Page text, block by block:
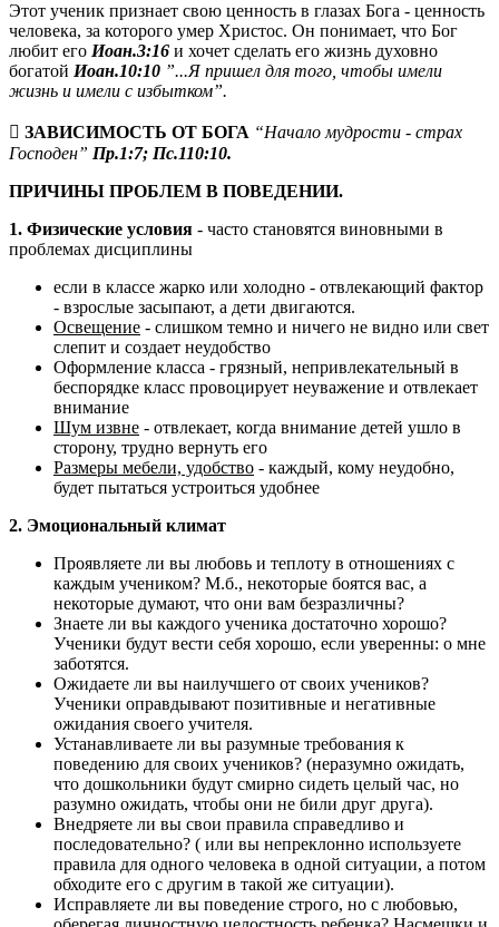
Этот ученик признает свою ценность в глазах Бога - ценность
человека, за которого умер Христос. Он понимает, что Бог
любит его Иоан.3:16 и хочет сделать его жизнь духовно
богатой Иоан.10:10 ”...Я пришел для того, чтобы имели
жизнь и имели с избытком”.
 ЗАВИСИМОСТЬ ОТ БОГА “Начало мудрости - страх
Господен” Пр.1:7; Пс.110:10.
ПРИЧИНЫ ПРОБЛЕМ В ПОВЕДЕНИИ.
1. Физические условия - часто становятся виновными в
проблемах дисциплины
если в классе жарко или холодно - отвлекающий фактор
- взрослые засыпают, а дети двигаются.
Освещение - слишком темно и ничего не видно или свет
слепит и создает неудобство
Оформление класса - грязный, непривлекательный в
беспорядке класс провоцирует неуважение и отвлекает
внимание
Шум извне - отвлекает, когда внимание детей ушло в
сторону, трудно вернуть его
Размеры мебели, удобство - каждый, кому неудобно,
будет пытаться устроиться удобнее
2. Эмоциональный климат
Проявляете ли вы любовь и теплоту в отношениях с
каждым учеником? М.б., некоторые боятся вас, а
некоторые думают, что они вам безразличны?
Знаете ли вы каждого ученика достаточно хорошо?
Ученики будут вести себя хорошо, если уверенны: о мне
заботятся.
Ожидаете ли вы наилучшего от своих учеников?
Ученики оправдывают позитивные и негативные
ожидания своего учителя.
Устанавливаете ли вы разумные требования к
поведению для своих учеников? (неразумно ожидать,
что дошкольники будут смирно сидеть целый час, но
разумно ожидать, чтобы они не били друг друга).
Внедряете ли вы свои правила справедливо и
последовательно? ( или вы непреклонно используете
правила для одного человека в одной ситуации, а потом
обходите его с другим в такой же ситуации).
Исправляете ли вы поведение строго, но с любовью,